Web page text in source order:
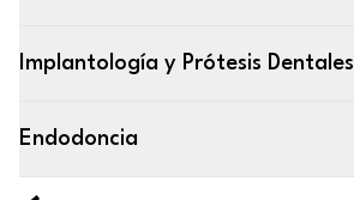
Implantología y Prótesis Dentales
Endodoncia